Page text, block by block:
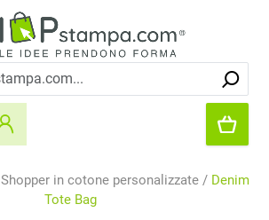
Shopper in cotone personalizzate / Denim
Tote Bag